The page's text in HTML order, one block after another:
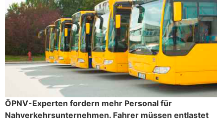
ÖPNV-Experten fordern mehr Personal für
Nahverkehrsunternehmen. Fahrer müssen entlastet